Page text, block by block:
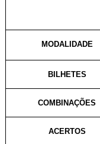
MODALIDADE
BILHETES
COMBINAÇÕES
ACERTOS